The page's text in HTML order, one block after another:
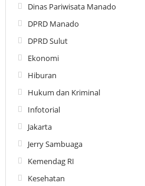
Dinas Pariwisata Manado
DPRD Manado
DPRD Sulut
Ekonomi
Hiburan
Hukum dan Kriminal
Infotorial
Jakarta
Jerry Sambuaga
Kemendag RI
Kesehatan